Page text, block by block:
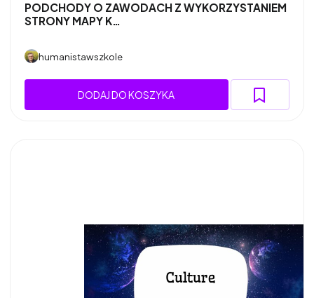
PODCHODY O ZAWODACH Z WYKORZYSTANIEM
STRONY MAPY K…
humanistawszkole
DODAJ DO KOSZYKA